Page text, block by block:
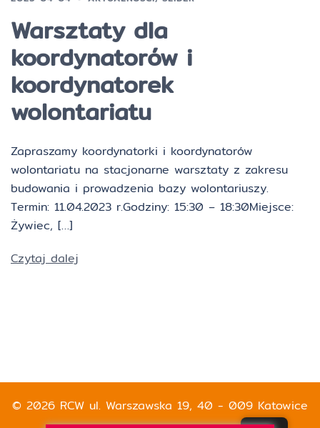
Warsztaty dla
koordynatorów i
koordynatorek
wolontariatu
Zapraszamy koordynatorki i koordynatorów
wolontariatu na stacjonarne warsztaty z zakresu
budowania i prowadzenia bazy wolontariuszy.
Termin: 11.04.2023 r.Godziny: 15:30 – 18:30Miejsce:
Żywiec, […]
Czytaj dalej
© 2026 RCW ul. Warszawska 19, 40 - 009 Katowice